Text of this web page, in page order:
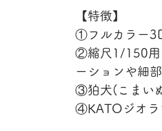
【特徴】
①フルカラー
②縮尺1/150用
ーションや細
③狛犬(こまい
④KATOジオラ